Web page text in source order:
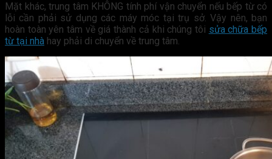
Mặt khác, trung tâm KHÔNG tính phí vận chuyển nếu bếp từ có
lỗi cần phải sử dụng các máy móc tại trụ sở. Vậy nên, bạn
hoàn toàn yên tâm về giá thành cả khi chúng tôi sửa chữa bếp
từ tại nhà hay phải di chuyển về trung tâm.